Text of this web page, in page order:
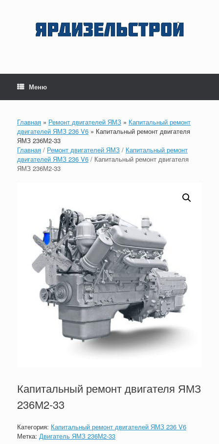
содержанию
Меню
Главная » Ремонт двигателей ЯМЗ » Капитальный ремонт
двигателей ЯМЗ 236 V6 » Капитальный ремонт двигателя
ЯМЗ 236М2-33
Главная / Ремонт двигателей ЯМЗ / Капитальный ремонт
двигателей ЯМЗ 236 V6 / Капитальный ремонт двигателя
ЯМЗ 236М2-33
Капитальный ремонт двигателя ЯМЗ
236М2-33
Категория: Капитальный ремонт двигателей ЯМЗ 236 V6
Метка: Двигатель ЯМЗ 236М2-33